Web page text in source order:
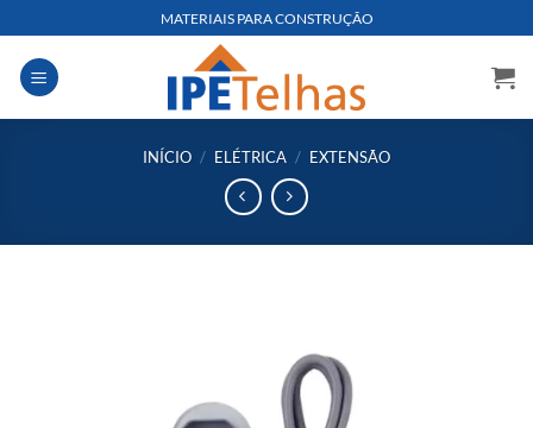
to
content
MATERIAIS PARA CONSTRUÇÃO
INÍCIO / ELÉTRICA / EXTENSÃO